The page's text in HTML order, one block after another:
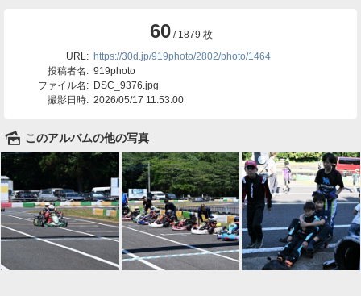
60/ 1879 枚
URL: https://30d.jp/919photo/2802/photo/1464
投稿者名: 919photo
ファイル名: DSC_9376.jpg
撮影日時: 2026/05/17 11:53:00
🌄 このアルバムの他の写真